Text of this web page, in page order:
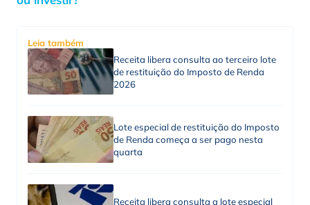
Leia também
Receita libera consulta ao terceiro lote
de restituição do Imposto de Renda
2026
Lote especial de restituição do Imposto
de Renda começa a ser pago nesta
quarta
Receita libera consulta a lote especial